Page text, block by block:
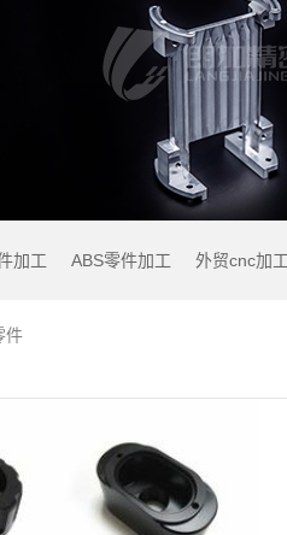
加工 ABS零件加工 外贸cnc加工
件